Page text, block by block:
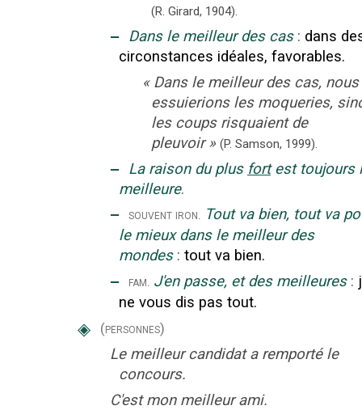
(R. Girard, 1904).
‒ Dans le meilleur des cas : dans
circonstances idéales, favorables.
« Dans le meilleur des cas, nous
essuierions les moqueries,
les coups risquaient de
pleuvoir » (P. Samson, 1999).
‒ La raison du plus fort est toujours
meilleure.
‒ souvent iron. Tout va bien, tout va
le mieux dans le meilleur des
mondes : tout va bien.
‒ fam. J'en passe, et des meilleures :
ne vous dis pas tout.
◈ (personnes)
Le meilleur candidat a remporté le
concours.
C'est mon meilleur ami.